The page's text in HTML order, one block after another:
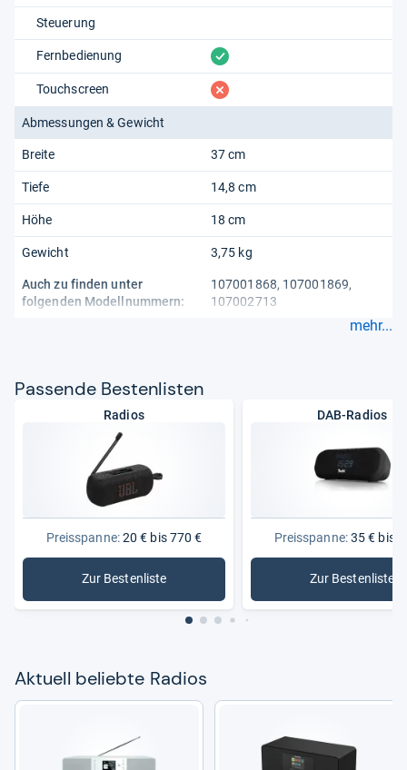
Steuerung
Fernbedienung vorhanden
Touchscreen fehlt
Abmessungen & Gewicht
Breite 37 cm
Tiefe 14,8 cm
Höhe 18 cm
Gewicht 3,75 kg
Auch zu finden unter
folgenden Modellnummern:
107001868, 107001869,
107002713
mehr...
Pas­sende Bes­ten­lis­ten
Radios
Preisspanne:20 € bis 770 €
Zur Bestenliste
: Radios
DAB-Radios
Preisspanne:35 € bis
Zur Bestenliste
: DAB-
Aktu­ell beliebte Radios